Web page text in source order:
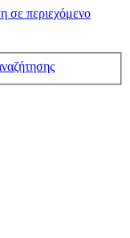
σε περιεχόμενο